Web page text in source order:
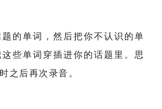
的单词，然后把你不认识的单
些单词穿插进你的话题里。思
之后再次录音。